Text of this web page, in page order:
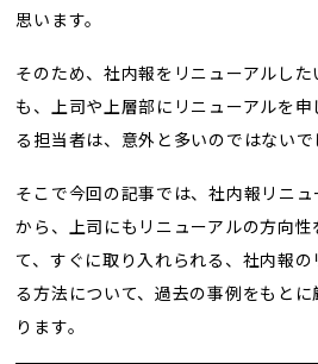
思います。
そのため、社内報をリニューアルし
も、上司や上層部にリニューアルを
る担当者は、意外と多いのではないで
そこで今回の記事では、社内報リニ
から、上司にもリニューアルの方向
て、すぐに取り入れられる、社内報
る方法について、過去の事例をもと
ります。